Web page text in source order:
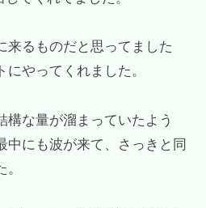
来るものだと思ってました
やってくれました。
構な量が溜まっていたよう
中にも波が来て、さっきと同